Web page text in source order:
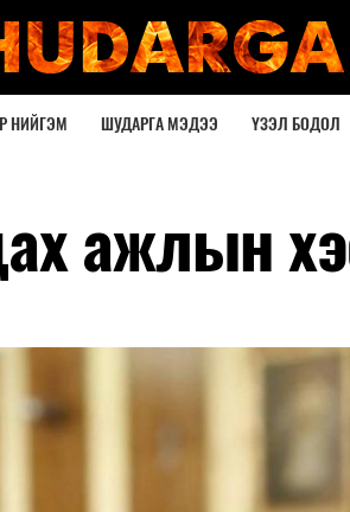
НИЙГЭМ ШУДАРГА МЭДЭЭ ҮЗЭЛ БОДОЛ
ажлын